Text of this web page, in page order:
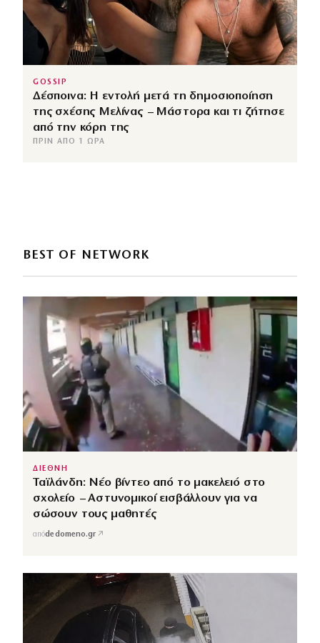
GOSSIP
Δέσποινα: Η εντολή μετά τη δημοσιοποίηση
της σχέσης Μελίνας – Μάστορα και τι ζήτησε
από την κόρη της
ΠΡΙΝ ΑΠΌ 1 ΏΡΑ
BEST OF NETWORK
ΔΙΕΘΝΗ
Ταϊλάνδη: Νέο βίντεο από το μακελειό στο
σχολείο – Αστυνομικοί εισβάλλουν για να
σώσουν τους μαθητές
απόdedomeno.gr ↗